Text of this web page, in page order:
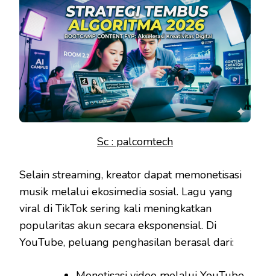
Sc : palcomtech
Selain streaming, kreator dapat memonetisasi
musik melalui ekosimedia sosial. Lagu yang
viral di TikTok sering kali meningkatkan
popularitas akun secara eksponensial. Di
YouTube, peluang penghasilan berasal dari: